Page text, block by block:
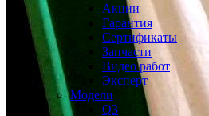
Акции
Гарантия
Сертификаты
Запчасти
Видео работ
Эксперт
Модели
Q3